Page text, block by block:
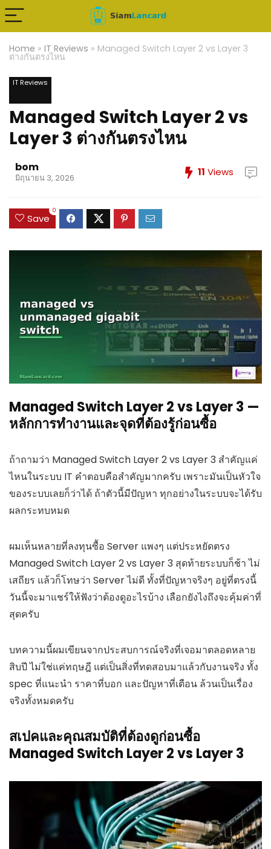
Home » IT Reviews » Managed Switch Layer 2 vs Layer 3
ต่างกันตรงไหน
IT Reviews
Managed Switch Layer 2 vs
Layer 3 ต่างกันตรงไหน
bom
มิถุนายน 3, 2026 11 Views
Save
0
Managed Switch Layer 2 vs Layer 3 —
หลักการทำงานและจุดที่ต้องรู้ก่อนซื้อ
ถ้าถามว่า Managed Switch Layer 2 vs Layer 3 สำคัญแค่
ไหนในระบบ IT คำตอบคือสำคัญมากครับ เพราะมันเป็นหัวใจ
ของระบบเลยก็ว่าได้ ถ้าตัวนี้มีปัญหา ทุกอย่างในระบบจะได้รับ
ผลกระทบหมด
ผมเห็นหลายที่ลงทุนซื้อ Server แพงๆ แต่ประหยัดตรง
Managed Switch Layer 2 vs Layer 3 สุดท้ายระบบก็ช้า ไม่
เสถียร แล้วก็โทษว่า Server ไม่ดี ทั้งที่ปัญหาจริงๆ อยู่ที่ตรงนี้
วันนี้จะมาแชร์ให้ฟังว่าต้องดูอะไรบ้าง เลือกยังไงถึงจะคุ้มค่าที่
สุดครับ
บทความนี้ผมเขียนจากประสบการณ์จริงที่เจอมาตลอดหลาย
สิบปี ไม่ใช่แค่ทฤษฎี แต่เป็นสิ่งที่ทดสอบมาแล้วกับงานจริง ทั้ง
spec ที่แนะนำ ราคาที่บอก และปัญหาที่เตือน ล้วนเป็นเรื่อง
จริงทั้งหมดครับ
สเปคและคุณสมบัติที่ต้องดูก่อนซื้อ
Managed Switch Layer 2 vs Layer 3